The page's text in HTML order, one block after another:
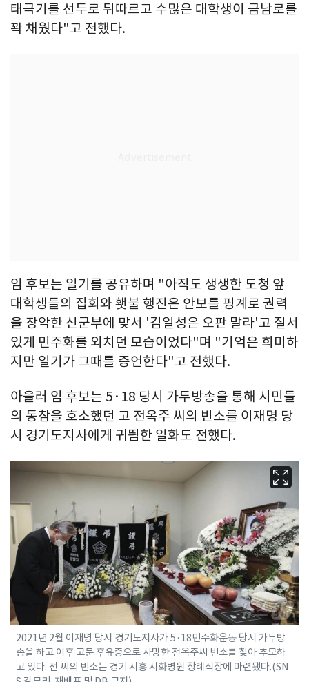
태극기를 선두로 뒤따르고 수많은 대학생이 금남로를
꽉 채웠다"고 전했다.
임 후보는 일기를 공유하며 "아직도 생생한 도청 앞
대학생들의 집회와 횃불 행진은 안보를 핑계로 권력
을 장악한 신군부에 맞서 '김일성은 오판 말라'고 질서
있게 민주화를 외치던 모습이었다"며 "기억은 희미하
지만 일기가 그때를 증언한다"고 전했다.
아울러 임 후보는 5·18 당시 가두방송을 통해 시민들
의 동참을 호소했던 고 전옥주 씨의 빈소를 이재명 당
시 경기도지사에게 귀띔한 일화도 전했다.
2021년 2월 이재명 당시 경기도지사가 5·18민주화운동 당시 가두방
송을 하고 이후 고문 후유증으로 사망한 전옥주씨 빈소를 찾아 추모하
고 있다. 전 씨의 빈소는 경기 시흥 시화병원 장례식장에 마련됐다.(SN